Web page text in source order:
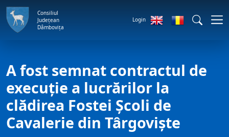
Consiliul
Județean
Dâmbovița
Login
A fost semnat contractul de
execuție a lucrărilor la
clădirea Fostei Școli de
Cavalerie din Târgoviște